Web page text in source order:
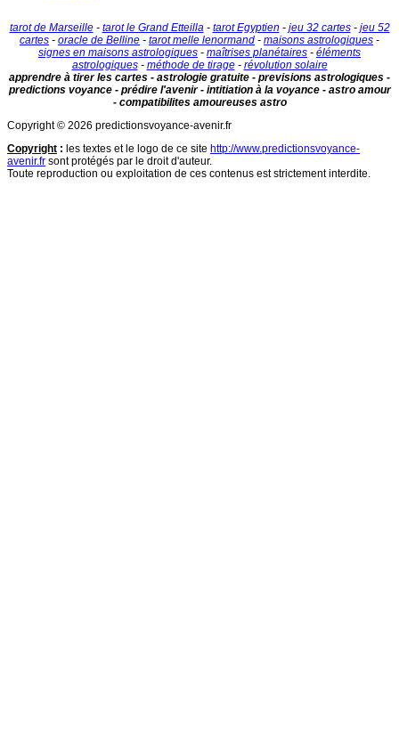
tarot de Marseille- tarot le Grand Etteilla- tarot Egyptien - jeu 32 cartes- jeu 52
cartes - oracle de Belline - tarot melle lenormand - maisons astrologiques -
signes en maisons astrologiques - maîtrises planétaires - éléments
astrologiques- méthode de tirage- révolution solaire
apprendre à tirer les cartes - astrologie gratuite - previsions astrologiques -
predictions voyance - prédire l'avenir - intitiation à la voyance - astro amour
- compatibilites amoureuses astro
Copyright © 2026 predictionsvoyance-avenir.fr
Copyright : les textes et le logo de ce site http://www.predictionsvoyance-
avenir.fr sont protégés par le droit d'auteur.
Toute reproduction ou exploitation de ces contenus est strictement interdite.